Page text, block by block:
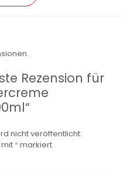
Rezension für
nicht veröffentlicht.
*markiert